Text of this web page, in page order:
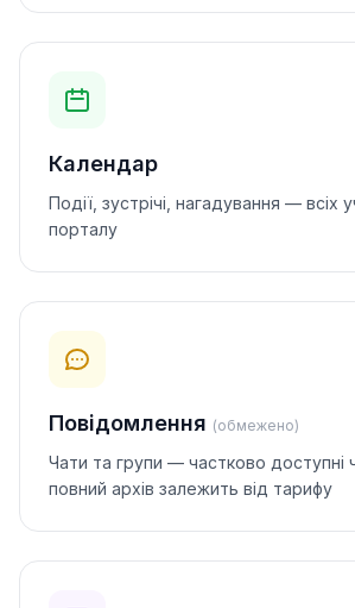
Календар
Події, зустрічі, нагадування — всіх
порталу
Повідомлення (обмежено)
Чати та групи — частково доступні
повний архів залежить від тарифу